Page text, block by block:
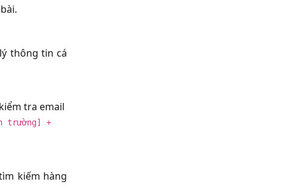
thông tin cá
tra email
trường] +
kiếm hàng